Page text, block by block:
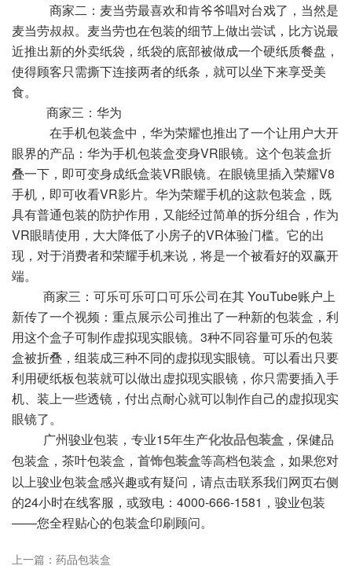
商家二：麦当劳最喜欢和肯爷爷唱对台戏了，当然是
麦当劳叔叔。麦当劳也在包装的细节上做出尝试，比方说最
近推出新的外卖纸袋，纸袋的底部被做成一个硬纸质餐盘，
使得顾客只需撕下连接两者的纸条，就可以坐下来享受美
食。
商家三：华为
在手机包装盒中，华为荣耀也推出了一个让用户大开
眼界的产品：华为手机包装盒变身VR眼镜。这个包装盒折
叠一下，即可变身成纸盒装VR眼镜。在眼镜里插入荣耀V8
手机，即可收看VR影片。华为荣耀手机的这款包装盒，既
具有普通包装的防护作用，又能经过简单的拆分组合，作为
VR眼睛使用，大大降低了小房子的VR体验门槛。它的出
现，对于消费者和荣耀手机来说，将是一个被看好的双赢开
端。
商家三：可乐可乐可口可乐公司在其 YouTube账户上
新传了一个视频：重点展示公司推出了一种新的包装盒，利
用这个盒子可制作虚拟现实眼镜。3种不同容量可乐的包装
盒被折叠，组装成三种不同的虚拟现实眼镜。可以看出只要
利用硬纸板包装就可以做出虚拟现实眼镜，你只需要插入手
机、装上一些透镜，付出点耐心就可以制作自己的虚拟现实
眼镜了。
广州骏业包装 ，专业15年生产化妆品包装盒 ，保健品
包装盒，茶叶包装盒， 首饰包装盒等高档包装盒，如果您对
以上骏业包装盒感兴趣或有疑问，请点击联系我们网页右侧
的24小时在线客服，或致电：4000-666-1581，骏业包装
——您全程贴心的包装盒印刷顾问。
上一篇： 药品包装盒